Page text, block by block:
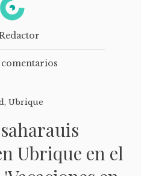
, Ubrique
Ubrique en el